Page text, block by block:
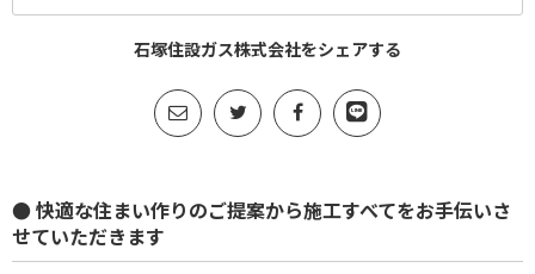
石塚住設ガス株式会社をシェアする
● 快適な住まい作りのご提案から施工すべてをお手伝いさ
せていただきます